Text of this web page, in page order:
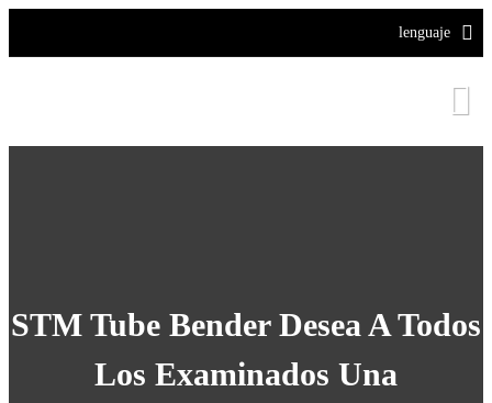
lenguaje
STM Tube Bender Desea A Todos
Los Examinados Una